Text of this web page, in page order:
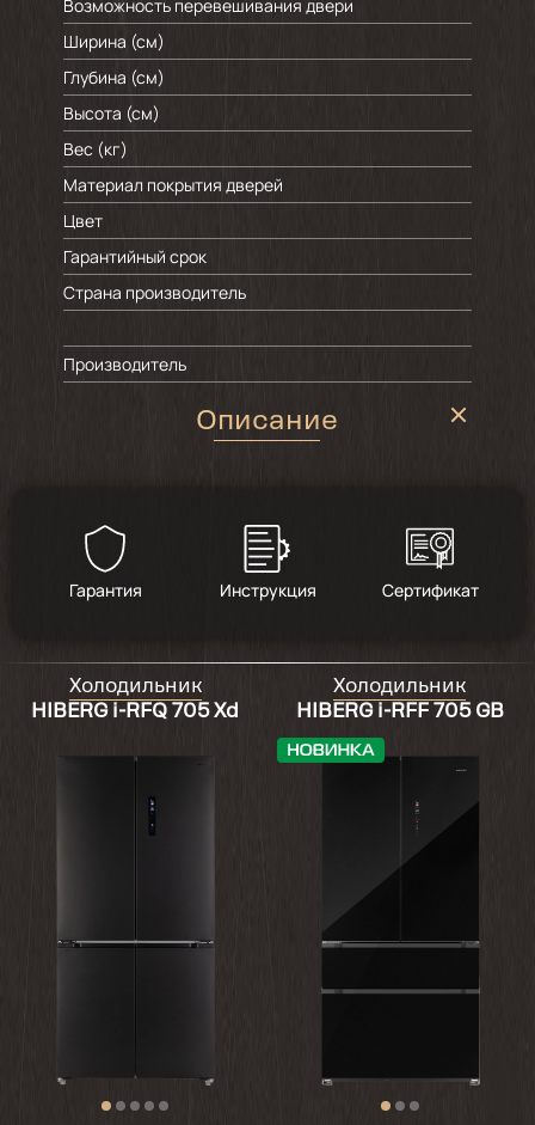
Возможность перевешивания двери
Ширина (см)
Глубина (см)
Высота (см)
Вес (кг)
Материал покрытия дверей
Цвет
Гарантийный срок
Страна производитель
Производитель
Описание
Гарантия Инструкция Сертификат
Холодильник
HIBERG i-RFQ 705 Xd
Холодильник
HIBERG i-RFF 705 GB